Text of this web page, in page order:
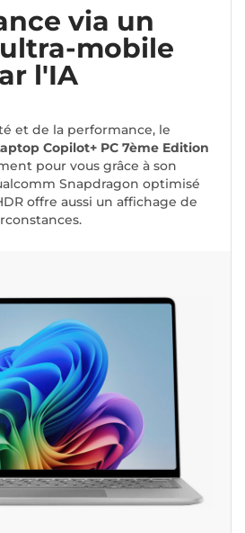
via un
mobile
l'IA
et de la performance, le
Copilot+ PC 7ème Edition
pour vous grâce à son
Snapdragon optimisé
offre aussi un affichage de